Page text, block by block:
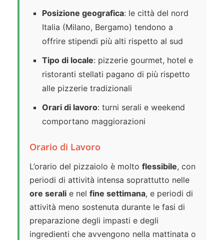
Posizione geografica: le città del nord
Italia (Milano, Bergamo) tendono a
offrire stipendi più alti rispetto al sud
Tipo di locale: pizzerie gourmet, hotel e
ristoranti stellati pagano di più rispetto
alle pizzerie tradizionali
Orari di lavoro: turni serali e weekend
comportano maggiorazioni
Orario di Lavoro
L’orario del pizzaiolo è molto flessibile, con
periodi di attività intensa soprattutto nelle
ore serali e nel fine settimana, e periodi di
attività meno sostenuta durante le fasi di
preparazione degli impasti e degli
ingredienti che avvengono nella mattinata o